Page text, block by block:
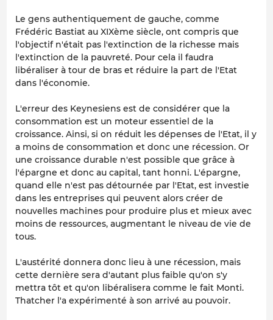
Le gens authentiquement de gauche, comme
Frédéric Bastiat au XIXème siècle, ont compris que
l'objectif n'était pas l'extinction de la richesse mais
l'extinction de la pauvreté. Pour cela il faudra
libéraliser à tour de bras et réduire la part de l'Etat
dans l'économie.
L'erreur des Keynesiens est de considérer que la
consommation est un moteur essentiel de la
croissance. Ainsi, si on réduit les dépenses de l'Etat, il y
a moins de consommation et donc une récession. Or
une croissance durable n'est possible que grâce à
l'épargne et donc au capital, tant honni. L'épargne,
quand elle n'est pas détournée par l'Etat, est investie
dans les entreprises qui peuvent alors créer de
nouvelles machines pour produire plus et mieux avec
moins de ressources, augmentant le niveau de vie de
tous.
L'austérité donnera donc lieu à une récession, mais
cette dernière sera d'autant plus faible qu'on s'y
mettra tôt et qu'on libéralisera comme le fait Monti.
Thatcher l'a expérimenté à son arrivé au pouvoir.